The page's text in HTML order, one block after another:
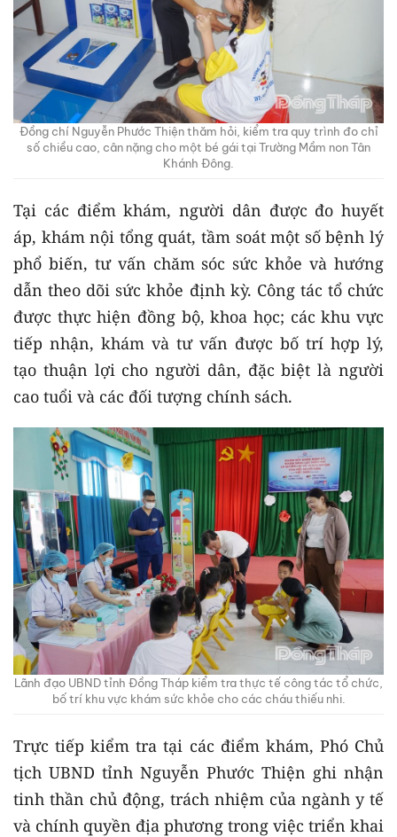
Đồng chí Nguyễn Phước Thiện thăm hỏi, kiểm tra quy trình đo chỉ
số chiều cao, cân nặng cho một bé gái tại Trường Mầm non Tân
Khánh Đông.
Tại các điểm khám, người dân được đo huyết
áp, khám nội tổng quát, tầm soát một số bệnh lý
phổ biến, tư vấn chăm sóc sức khỏe và hướng
dẫn theo dõi sức khỏe định kỳ. Công tác tổ chức
được thực hiện đồng bộ, khoa học; các khu vực
tiếp nhận, khám và tư vấn được bố trí hợp lý,
tạo thuận lợi cho người dân, đặc biệt là người
cao tuổi và các đối tượng chính sách.
Lãnh đạo UBND tỉnh Đồng Tháp kiểm tra thực tế công tác tổ chức,
bố trí khu vực khám sức khỏe cho các cháu thiếu nhi.
Trực tiếp kiểm tra tại các điểm khám, Phó Chủ
tịch UBND tỉnh Nguyễn Phước Thiện ghi nhận
tinh thần chủ động, trách nhiệm của ngành y tế
và chính quyền địa phương trong việc triển khai